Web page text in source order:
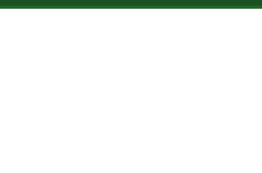
Skip to main content